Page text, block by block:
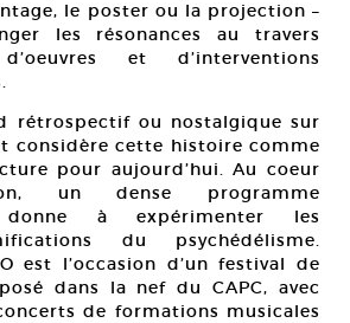
le poster ou la projection –
les résonances au travers
et d’interventions
rétrospectif ou nostalgique sur
considère cette histoire comme
pour aujourd’hui. Au coeur
un dense programme
donne à expérimenter les
du psychédélisme.
est l’occasion d’un festival de
dans la nef du CAPC, avec
de formations musicales